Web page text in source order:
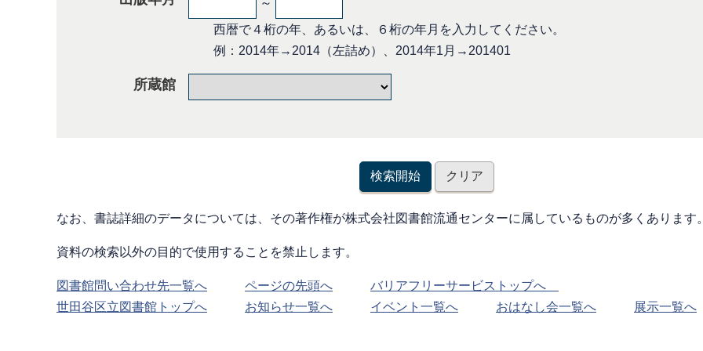
西暦で４桁の年、あるいは、６桁の年月を入力してください。
例：2014年→2014（左詰め）、2014年1月→201401
所蔵館
なお、書誌詳細のデータについては、その著作権が株式会社図書館流通センターに属しているものが多くあります。
資料の検索以外の目的で使用することを禁止します。
図書館問い合わせ先一覧へ ページの先頭へ
バリアフリーサービストップへ
世田谷区立図書館トップへ
お知らせ一覧へ イベント一覧へ おはなし会一覧へ 展示一覧へ